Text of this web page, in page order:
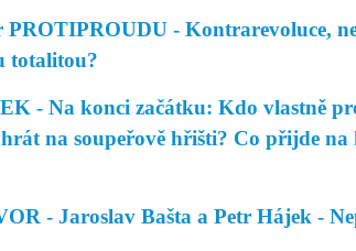
PROTIPROUDU - Kontrarevoluce,
totalitou?
- Na konci začátku: Kdo vlastně
na soupeřově hřišti? Co přijde
- Jaroslav Bašta a Petr Hájek -